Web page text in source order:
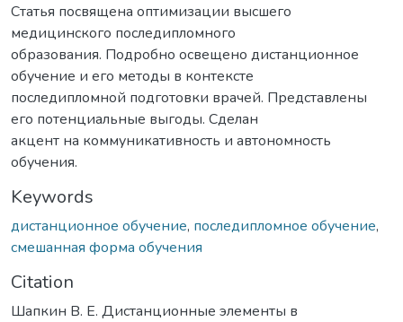
Статья посвящена оптимизации высшего
медицинского последипломного
образования. Подробно освещено дистанционное
обучение и его методы в контексте
последипломной подготовки врачей. Представлены
его потенциальные выгоды. Сделан
акцент на коммуникативность и автономность
обучения.
Keywords
дистанционное обучение, последипломное обучение,
смешанная форма обучения
Citation
Шапкин В. Е. Дистанционные элементы в